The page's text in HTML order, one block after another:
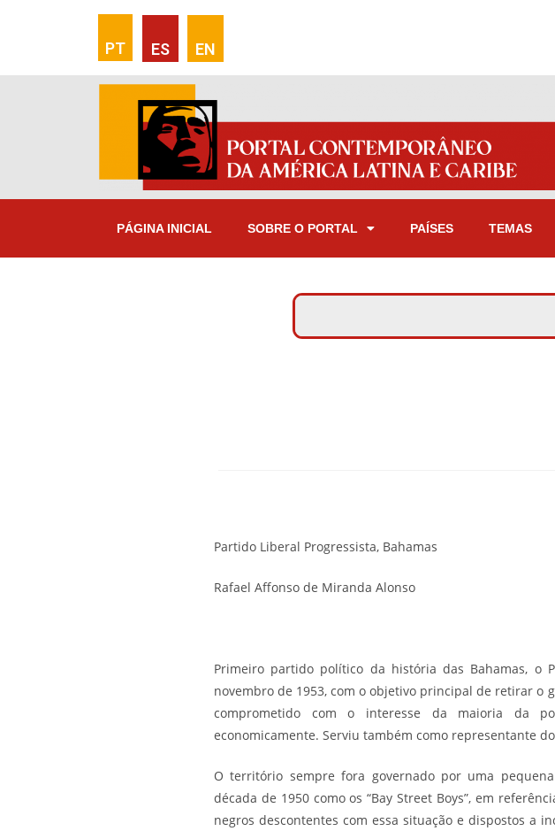
PT ES EN
PÁGINA INICIAL SOBRE O PORTAL PAÍSES TEMAS
Partido Liberal Progressista, Bahamas
Rafael Affonso de Miranda Alonso
Primeiro partido político da história das Bahamas, o
novembro de 1953, com o objetivo principal de retirar o
comprometido com o interesse da maioria da
economicamente. Serviu também como representante
O território sempre fora governado por uma
década de 1950 como os “Bay Street Boys”, em
negros descontentes com essa situação e dispostos a